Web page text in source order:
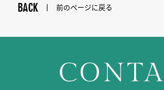
BACK 前のページに戻る